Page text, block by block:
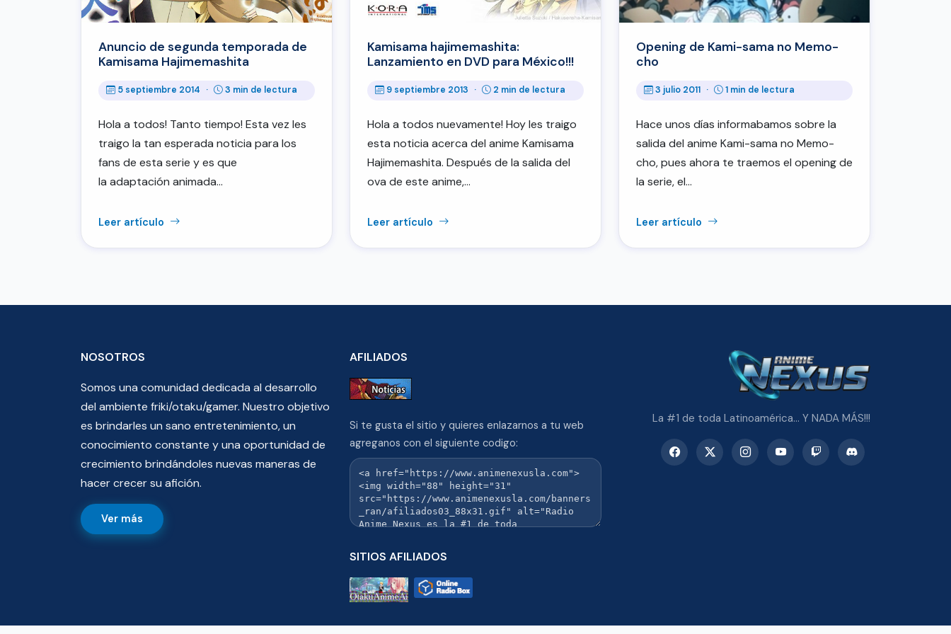
Anuncio de segunda temporada de
Kamisama Hajimemashita
5 septiembre 2014 · 3 min de lectura
Hola a todos! Tanto tiempo! Esta vez les
traigo la tan esperada noticia para los
fans de esta serie y es que
la adaptación animada…
Leer artículo
Kamisama hajimemashita:
Lanzamiento en DVD para México!!!
9 septiembre 2013 · 2 min de lectura
Hola a todos nuevamente! Hoy les traigo
esta noticia acerca del anime Kamisama
Hajimemashita. Después de la salida del
ova de este anime,…
Leer artículo
Opening de Kami-sama no Memo-
cho
3 julio 2011 · 1 min de lectura
Hace unos días informabamos sobre la
salida del anime Kami-sama no Memo-
cho, pues ahora te traemos el opening de
la serie, el…
Leer artículo
NOSOTROS
Somos una comunidad dedicada al desarrollo
del ambiente friki/otaku/gamer. Nuestro objetivo
es brindarles un sano entretenimiento, un
conocimiento constante y una oportunidad de
crecimiento brindándoles nuevas maneras de
hacer crecer su afición.
Ver más
AFILIADOS
Si te gusta el sitio y quieres enlazarnos a tu web
agreganos con el siguiente codigo:
SITIOS AFILIADOS
La #1 de toda Latinoamérica... Y NADA MÁS!!!